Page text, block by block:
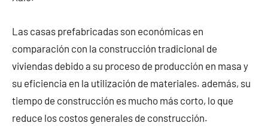
Las casas prefabricadas son económicas en
comparación con la construcción tradicional de
viviendas debido a su proceso de producción en masa y
su eficiencia en la utilización de materiales. además, su
tiempo de construcción es mucho más corto, lo que
reduce los costos generales de construcción.